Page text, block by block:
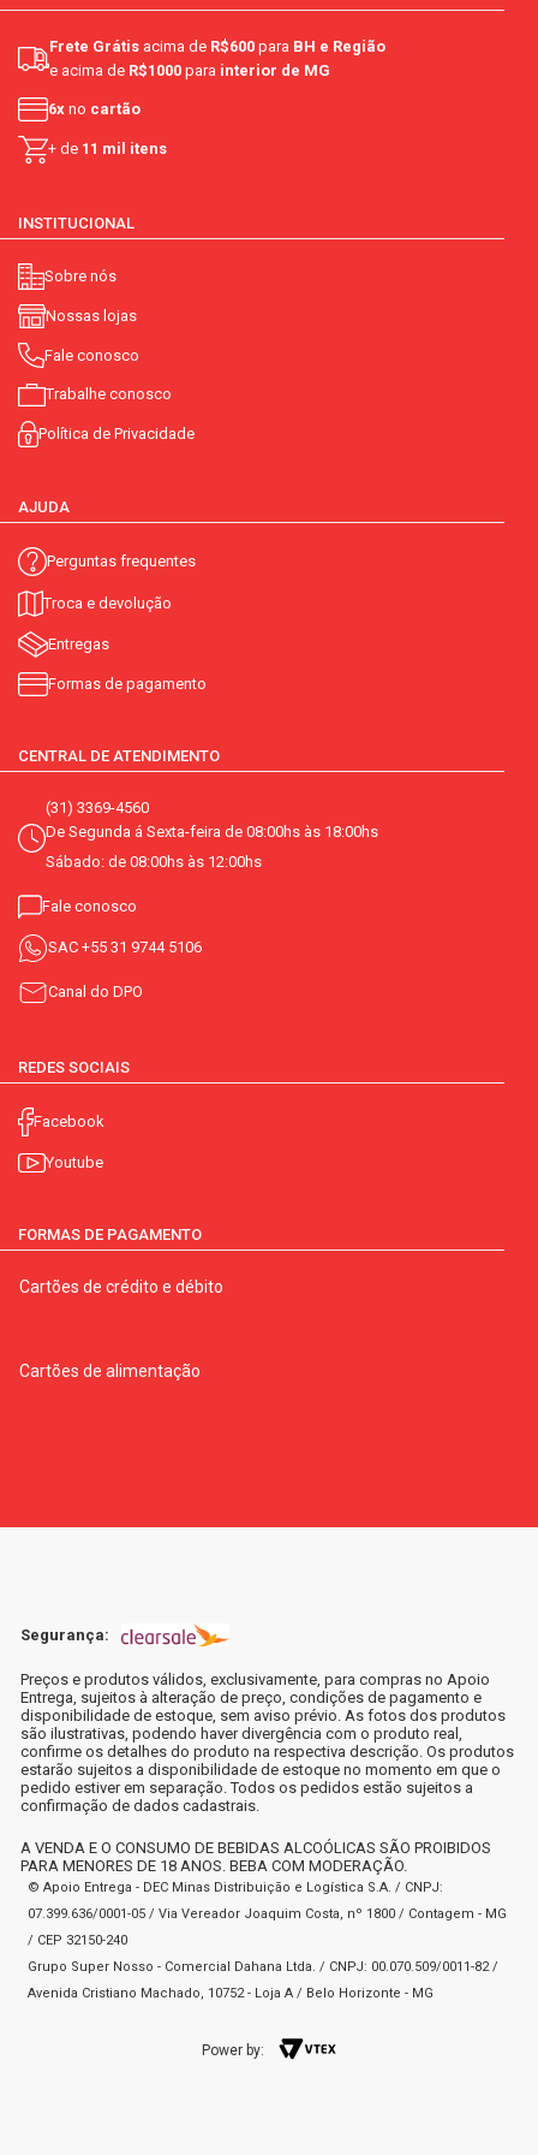
tipo:tinto
corante artificial:
nome principal do item:
contém álcool:
conservantes:
orgânico:não
corante:não contém
Frete Grátis acima de R$600 para BH e Região
e acima de R$1000 para interior de MG
6x no cartão
+ de 11 mil itens
INSTITUCIONAL
Sobre nós
Nossas lojas
Fale conosco
Trabalhe conosco
Política de Privacidade
AJUDA
Perguntas frequentes
Troca e devolução
Entregas
Formas de pagamento
CENTRAL DE ATENDIMENTO
(31) 3369-4560
De Segunda á Sexta-feira de 08:00hs às 18:00hs
Sábado: de 08:00hs às 12:00hs
Fale conosco
SAC +55 31 9744 5106
Canal do DPO
REDES SOCIAIS
Facebook
Youtube
FORMAS DE PAGAMENTO
Cartões de crédito e débito
Cartões de alimentação
Segurança:
Preços e produtos válidos, exclusivamente, para compras no Apoio
Entrega, sujeitos à alteração de preço, condições de pagamento e
disponibilidade de estoque, sem aviso prévio. As fotos dos produtos
são ilustrativas, podendo haver divergência com o produto real,
confirme os detalhes do produto na respectiva descrição. Os produtos
estarão sujeitos a disponibilidade de estoque no momento em que o
pedido estiver em separação. Todos os pedidos estão sujeitos a
confirmação de dados cadastrais.
A VENDA E O CONSUMO DE BEBIDAS ALCOÓLICAS SÃO PROIBIDOS
PARA MENORES DE 18 ANOS. BEBA COM MODERAÇÃO.
© Apoio Entrega - DEC Minas Distribuição e Logística S.A. / CNPJ:
07.399.636/0001-05 / Via Vereador Joaquim Costa, nº 1800 / Contagem - MG
/ CEP 32150-240
Grupo Super Nosso - Comercial Dahana Ltda. / CNPJ: 00.070.509/0011-82 /
Avenida Cristiano Machado, 10752 - Loja A / Belo Horizonte - MG
Power by: